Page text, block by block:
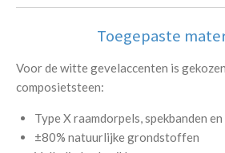
Toegepaste
Voor de witte gevelaccenten is
composietsteen:
Type X raamdorpels, spekbanden
±80% natuurlijke grondstoffen